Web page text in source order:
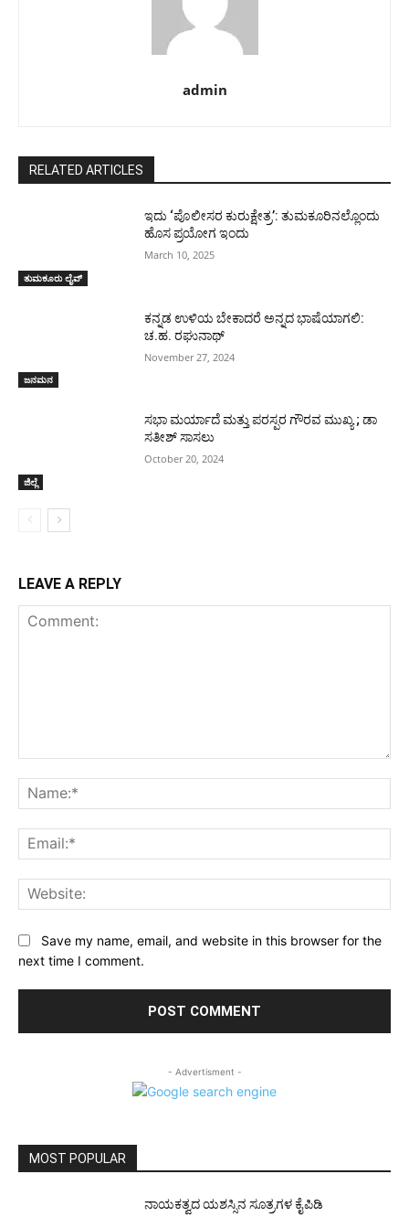
admin
RELATED ARTICLES
ತುಮಕೂರು ಲೈವ್
ಇದು ‘ಪೊಲೀಸರ ಕುರುಕ್ಷೇತ್ರ’: ತುಮಕೂರಿನಲ್ಲೊಂದು
ಹೊಸ ಪ್ರಯೋಗ ಇಂದು
March 10, 2025
ಜನಮನ
ಕನ್ನಡ ಉಳಿಯ ಬೇಕಾದರೆ ಅನ್ನದ ಭಾಷೆಯಾಗಲಿ:
ಚ.ಹ. ರಘುನಾಥ್
November 27, 2024
ಜಿಲ್ಲೆ
ಸಭಾ ಮರ್ಯಾದೆ ಮತ್ತು ಪರಸ್ಪರ ಗೌರವ ಮುಖ್ಯ ; ಡಾ
ಸತೀಶ್ ಸಾಸಲು
October 20, 2024
LEAVE A REPLY
Save my name, email, and website in this browser for the
next time I comment.
- Advertisment -
MOST POPULAR
ನಾಯಕತ್ವದ ಯಶಸ್ಸಿನ ಸೂತ್ರಗಳ ಕೈಪಿಡಿ